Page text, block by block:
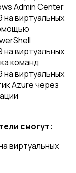
Admin Center
на виртуальных
на виртуальных
команд
на виртуальных
Azure через
смогут:
виртуальных